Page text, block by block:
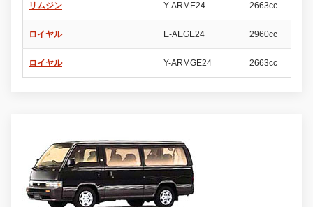
リムジン Y-ARME24 2663cc
ロイヤル E-AEGE24 2960cc
ロイヤル Y-ARMGE24 2663cc